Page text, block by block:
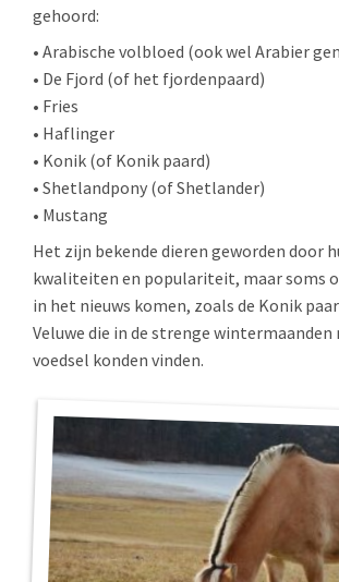
gehoord:
• Arabische volbloed (ook wel Arabier
• De Fjord (of het fjordenpaard)
• Fries
• Haflinger
• Konik (of Konik paard)
• Shetlandpony (of Shetlander)
• Mustang
Het zijn bekende dieren geworden door
kwaliteiten en populariteit, maar soms
in het nieuws komen, zoals de Konik
Veluwe die in de strenge
voedsel konden vinden.